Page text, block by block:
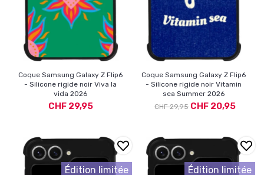
Coque Samsung Galaxy Z Flip6
- Silicone rigide noir Viva la
vida 2026
CHF 29,95
Coque Samsung Galaxy Z Flip6
- Silicone rigide noir Vitamin
sea Summer 2026
CHF 29,95 CHF 20,95
Édition limitée Édition limitée